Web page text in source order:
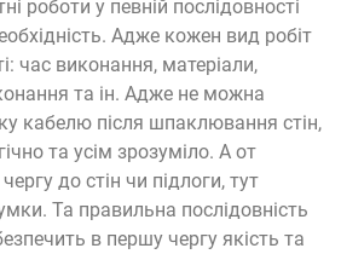
роботи у певній послідовності
Адже кожен вид робіт
час виконання, матеріали,
та ін. Адже не можна
кабелю після шпаклювання стін,
та усім зрозуміло. А от
до стін чи підлоги, тут
Та правильна послідовність
в першу чергу якість та